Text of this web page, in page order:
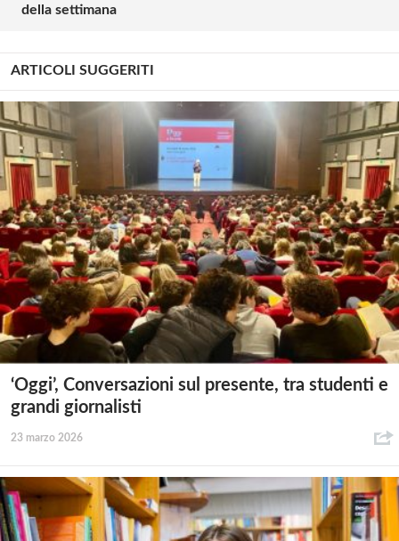
della settimana
ARTICOLI SUGGERITI
‘Oggi’, Conversazioni sul presente, tra studenti e
grandi giornalisti
23 marzo 2026